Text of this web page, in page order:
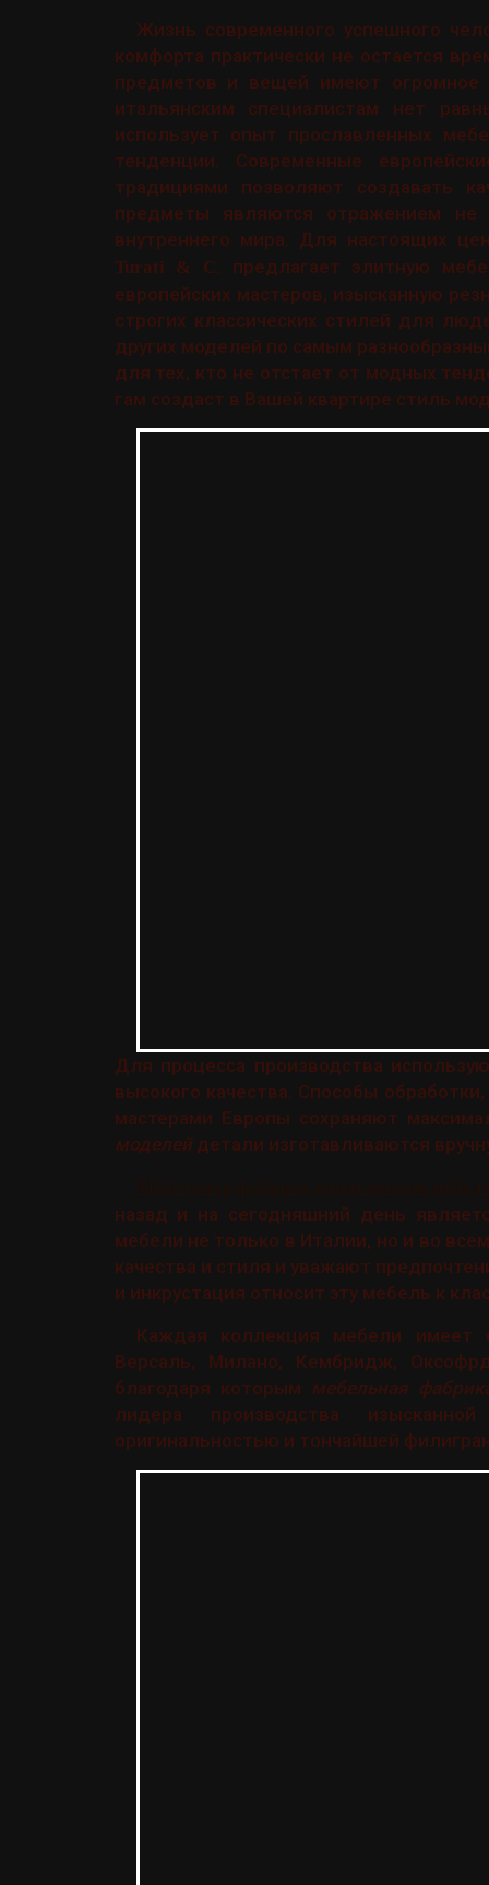
Жизнь современного успешного
комфорта практически не остается
предметов и вещей имеют огромное
итальянским специалистам нет
использует опыт прославленных
тенденции. Современные
традициями позволяют создавать
предметы являются отражением не
внутреннего мира. Для настоящих
Turati & C. предлагает элитную
европейских мастеров, изысканную
строгих классических стилей для
других моделей по самым
для тех, кто не отстает от модных
гам создаст в Вашей квартире стиль
Для процесса производства
высокого качества. Способы
мастерами Европы сохраняют
моделейдетали изготавливаются
назад и на сегодняшний день
мебели не только в Италии, но и во
качества и стиля и уважают
и инкрустация относит эту мебель к
Каждая коллекция мебели имеет
Версаль, Милано, Кембридж,
благодаря которым мебельная
лидера производства
оригинальностью и тончайшей